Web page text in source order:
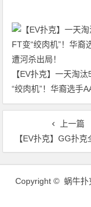
【EV扑克】一天淘
“绞肉机”！华裔选手
出局！
上一篇
【EV扑克】GG扑克全球狂欢｜突破90万+玩
文
Copyright © 蜗牛扑